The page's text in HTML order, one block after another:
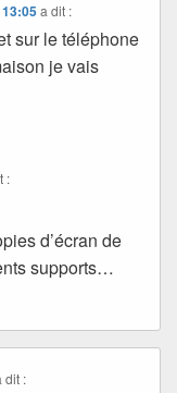
a dit :
sur le téléphone
je vais
:
d’écran de
supports…
dit :